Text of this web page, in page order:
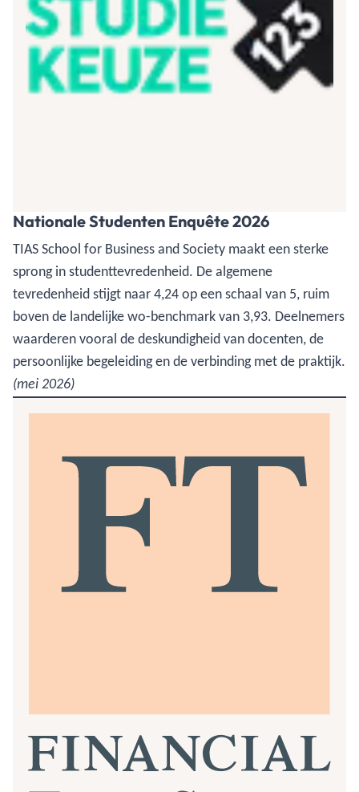
Nationale Studenten Enquête 2026
TIAS School for Business and Society maakt een sterke
sprong in studenttevredenheid. De algemene
tevredenheid stijgt naar 4,24 op een schaal van 5, ruim
boven de landelijke wo-benchmark van 3,93. Deelnemers
waarderen vooral de deskundigheid van docenten, de
persoonlijke begeleiding en de verbinding met de praktijk.
(mei 2026)